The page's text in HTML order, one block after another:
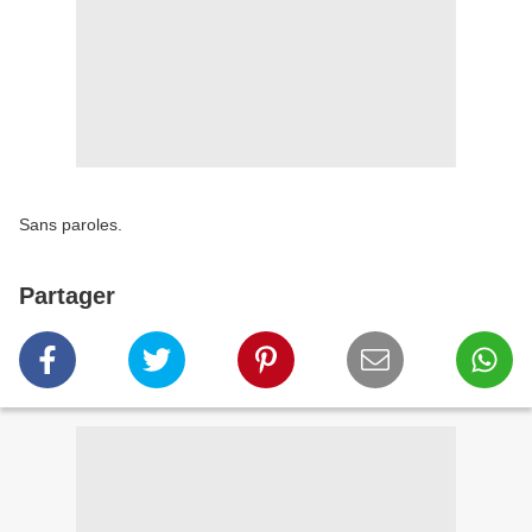
Sans paroles.
Partager